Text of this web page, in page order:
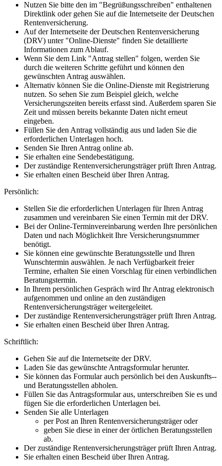
Nutzen Sie bitte den im "Begrüßungsschreiben" enthaltenen
Direktlink oder gehen Sie auf die Internetseite der Deutschen
Rentenversicherung.
Auf der Internetseite der Deutschen Rentenversicherung
(DRV) unter "Online-Dienste" finden Sie detaillierte
Informationen zum Ablauf.
Wenn Sie dem Link "Antrag stellen" folgen, werden Sie
durch die weiteren Schritte geführt und können den
gewünschten Antrag auswählen.
Alternativ können Sie die Online-Dienste mit Registrierung
nutzen. So sehen Sie zum Beispiel gleich, welche
Versicherungszeiten bereits erfasst sind. Außerdem sparen Sie
Zeit und müssen bereits bekannte Daten nicht erneut
eingeben.
Füllen Sie den Antrag vollständig aus und laden Sie die
erforderlichen Unterlagen hoch.
Senden Sie Ihren Antrag online ab.
Sie erhalten eine Sendebestätigung.
Der zuständige Rentenversicherungsträger prüft Ihren Antrag.
Sie erhalten einen Bescheid über Ihren Antrag.
Persönlich:
Stellen Sie die erforderlichen Unterlagen für Ihren Antrag
zusammen und vereinbaren Sie einen Termin mit der DRV.
Bei der Online-Terminvereinbarung werden Ihre persönlichen
Daten und nach Möglichkeit Ihre Versicherungsnummer
benötigt.
Sie können eine gewünschte Beratungsstelle und Ihren
Wunschtermin auswählen. Je nach Verfügbarkeit freier
Termine, erhalten Sie einen Vorschlag für einen verbindlichen
Beratungstermin.
In Ihrem persönlichen Gespräch wird Ihr Antrag elektronisch
aufgenommen und online an den zuständigen
Rentenversicherungsträger weitergeleitet.
Der zuständige Rentenversicherungsträger prüft Ihren Antrag.
Sie erhalten einen Bescheid über Ihren Antrag.
Schriftlich:
Gehen Sie auf die Internetseite der DRV.
Laden Sie das gewünschte Antragsformular herunter.
Sie können das Formular auch persönlich bei den Auskunfts-­
und Beratungsstellen abholen.
Füllen Sie das Antragsformular aus, unterschreiben Sie es und
fügen Sie die erforderlichen Unterlagen bei.
Senden Sie alle Unterlagen
per Post an Ihren Rentenversicherungsträger oder
geben Sie diese in einer der örtlichen Beratungsstellen
ab.
Der zuständige Rentenversicherungsträger prüft Ihren Antrag.
Sie erhalten einen Bescheid über Ihren Antrag.